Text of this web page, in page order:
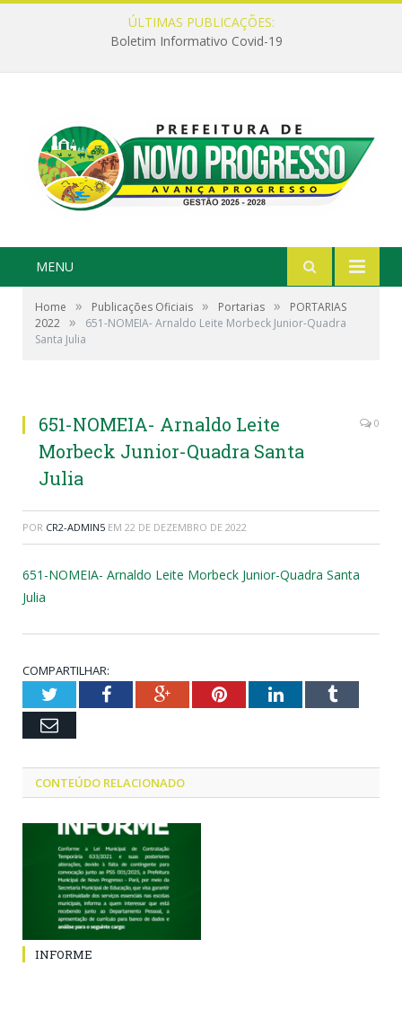
ÚLTIMAS PUBLICAÇÕES:
Boletim Informativo Covid-19
MENU
Home » Publicações Oficiais » Portarias »
PORTARIAS
2022 »
651-NOMEIA- Arnaldo Leite Morbeck Junior-Quadra
Santa Julia
651-NOMEIA- Arnaldo Leite
Morbeck Junior-Quadra Santa
Julia
0
POR CR2-ADMIN5 EM 22 DE DEZEMBRO DE 2022
651-NOMEIA- Arnaldo Leite Morbeck Junior-Quadra Santa
Julia
COMPARTILHAR:
TwitterFacebookGoogle+PinterestLinkedInTumblr
Email
CONTEÚDO RELACIONADO
INFORME